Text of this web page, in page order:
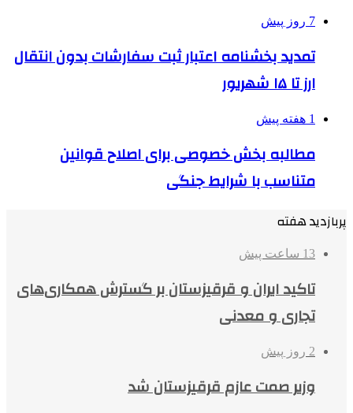
7 روز پیش
تمدید بخشنامه اعتبار ثبت سفارشات بدون انتقال
ارز تا ۱۵ شهریور
1 هفته پیش
مطالبه بخش خصوصی برای اصلاح قوانین
متناسب با شرایط جنگی
پربازدید هفته
13 ساعت پیش
تاکید ایران و قرقیزستان بر گسترش همکاری‌های
تجاری و معدنی
2 روز پیش
وزیر صمت عازم قرقیزستان شد